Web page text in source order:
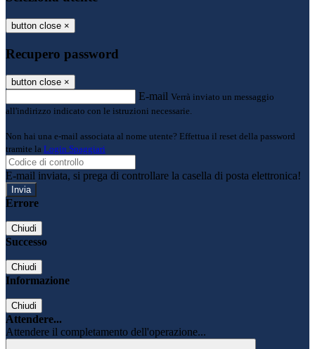
button close ×
Recupero password
button close ×
E-mail Verrà inviato un messaggio
all'indirizzo indicato con le istruzioni necessarie.
Non hai una e-mail associata al nome utente? Effettua il reset della password
tramite la Login Spaggiari
E-mail inviata, si prega di controllare la casella di posta elettronica!
Errore
Chiudi
Successo
Chiudi
Informazione
Chiudi
Attendere...
Attendere il completamento dell'operazione...